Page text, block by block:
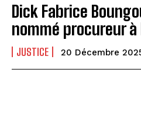
Dick Fabrice
nommé procureur à
JUSTICE 20 Décembre